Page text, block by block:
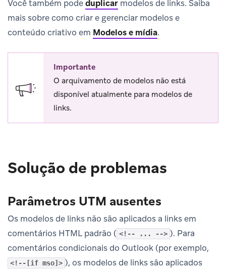
Você também podeduplicar modelos de links. Saiba
mais sobre como criar e gerenciar modelos e
conteúdo criativo em Modelos e mídia.
Importante
O arquivamento de modelos não está
disponível atualmente para modelos de
links.
Solução de problemas
Parâmetros UTM ausentes
Os modelos de links não são aplicados a links em
comentários HTML padrão ( <!-- ... --> ). Para
comentários condicionais do Outlook (por exemplo,
<!--[if mso]> ), os modelos de links são aplicados